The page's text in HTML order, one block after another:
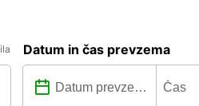
Datum in čas prevzema